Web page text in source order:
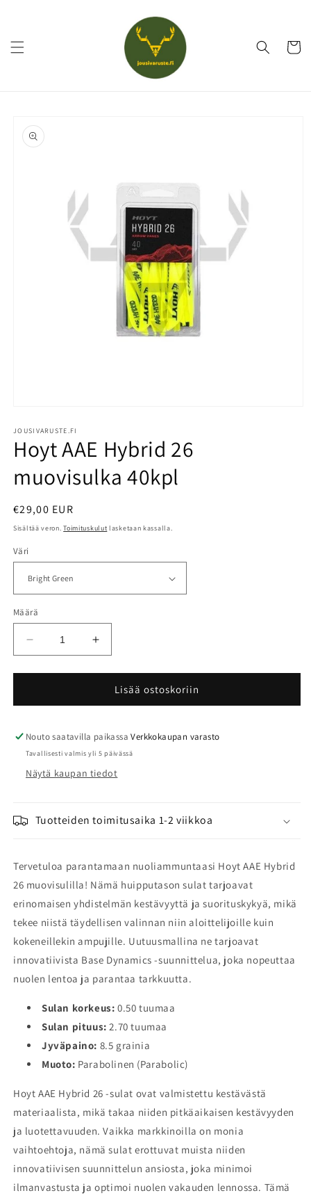
tuotetietoihin
1
modaalisessa
ikkunassa
JOUSIVARUSTE.FI
Hoyt AAE Hybrid 26
muovisulka 40kpl
Normaalihinta
€29,00 EUR
Sisältää veron.Toimituskulut lasketaan kassalla.
Väri
Määrä
Vähennä
tuotteen
Hoyt
Hybrid
muovisulka
40kpl
Lisää
tuotteen
Hoyt
AAE
Hybrid
muovisulka
40kpl
Lisää ostoskoriin
Nouto saatavilla paikassaVerkkokaupan varasto
Tavallisesti valmis yli 5 päivässä
Näytä kaupan tiedot
Tuotteiden toimitusaika 1-2 viikkoa
Tervetuloa parantamaan nuoliammuntaasi Hoyt AAE Hybrid
26 muovisulilla! Nämä huipputason sulat tarjoavat
erinomaisen yhdistelmän kestävyyttä ja suorituskykyä, mikä
tekee niistä täydellisen valinnan niin aloittelijoille kuin
kokeneillekin ampujille. Uutuusmallina ne tarjoavat
innovatiivista Base Dynamics -suunnittelua, joka nopeuttaa
nuolen lentoa ja parantaa tarkkuutta.
Sulan korkeus: 0.50 tuumaa
Sulan pituus: 2.70 tuumaa
Jyväpaino: 8.5 grainia
Muoto: Parabolinen (Parabolic)
Hoyt AAE Hybrid 26 -sulat ovat valmistettu kestävästä
materiaalista, mikä takaa niiden pitkäaikaisen kestävyyden
ja luotettavuuden. Vaikka markkinoilla on monia
vaihtoehtoja, nämä sulat erottuvat muista niiden
innovatiivisen suunnittelun ansiosta, joka minimoi
ilmanvastusta ja optimoi nuolen vakauden lennossa. Tämä